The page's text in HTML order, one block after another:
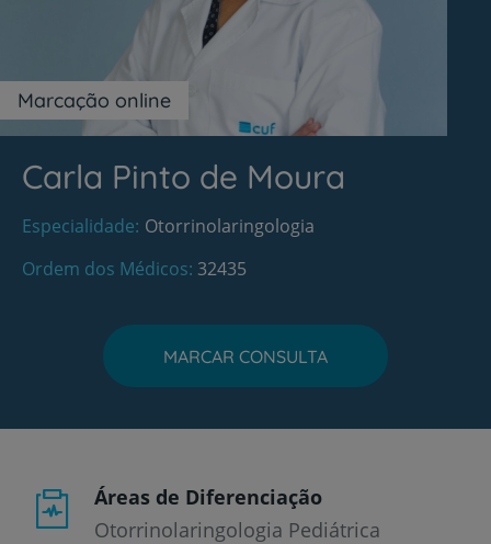
Marcação online
Carla Pinto de Moura
Especialidade Otorrinolaringologia
Ordem dos Médicos 32435
MARCAR CONSULTA
Áreas de Diferenciação
Otorrinolaringologia Pediátrica